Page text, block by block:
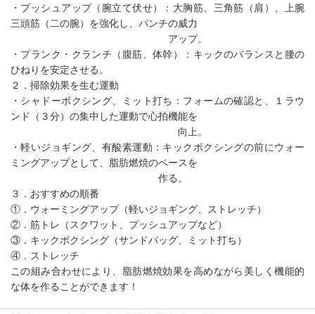
・プッシュアップ（腕立て伏せ）：大胸筋、三角筋（肩）、上腕
三頭筋（二の腕）を強化し、パンチの威力
アップ。
・プランク・クランチ（腹筋、体幹）：キックのバランスと腰の
ひねりを安定させる。
２．掃除効果を生む運動
・シャドーボクシング、ミット打ち：フォームの確認と、１ラウ
ンド（３分）の集中した運動で心拍機能を
向上。
・軽いジョギング、有酸素運動：キックボクシングの前にウォー
ミングアップとして、脂肪燃焼のベースを
作る。
３．おすすめの順番
①．ウォーミングアップ（軽いジョギング、ストレッチ）
②．筋トレ（スクワット、プッシュアップなど）
③．キックボクシング（サンドバッグ、ミット打ち）
④．ストレッチ
この組み合わせにより、脂肪燃焼効果を高めながら美しく機能的
な体を作ることができます！